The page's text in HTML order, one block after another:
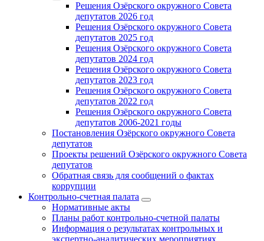
Решения Озёрского окружного Совета
депутатов 2026 год
Решения Озёрского окружного Совета
депутатов 2025 год
Решения Озёрского окружного Совета
депутатов 2024 год
Решения Озёрского окружного Совета
депутатов 2023 год
Решения Озёрского окружного Совета
депутатов 2022 год
Решения Озёрского окружного Совета
депутатов 2006-2021 годы
Постановления Озёрского окружного Совета
депутатов
Проекты решений Озёрского окружного Совета
депутатов
Обратная связь для сообщений о фактах
коррупции
Контрольно-счетная палата
Нормативные акты
Планы работ контрольно-счетной палаты
Информация о результатах контрольных и
экспертно-аналитических мероприятиях